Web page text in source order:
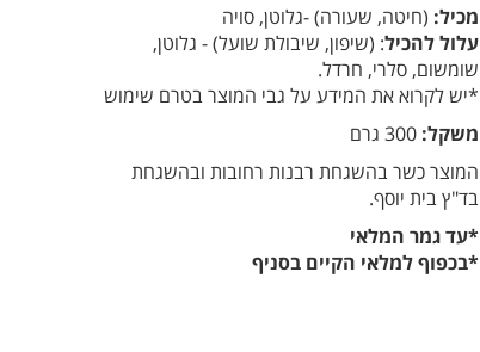
מכיל: (חיטה, שעורה) -גלוטן, סויה
עלול להכיל: (שיפון, שיבולת שועל) - גלוטן,
שומשום, סלרי, חרדל.
*יש לקרוא את המידע על גבי המוצר בטרם שימוש
משקל: 300 גרם
המוצר כשר בהשגחת רבנות רחובות ובהשגחת
בד"ץ בית יוסף.
*עד גמר המלאי
*בכפוף למלאי הקיים בסניף